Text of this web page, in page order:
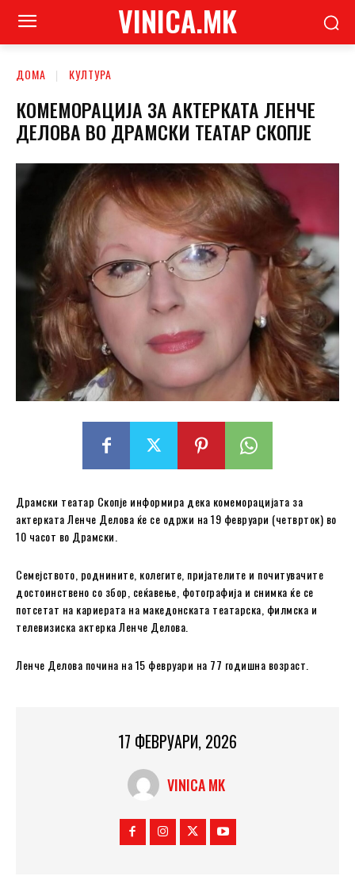
VINICA.MK
ДОМА КУЛТУРА
КОМЕМОРАЦИЈА ЗА АКТЕРКАТА ЛЕНЧЕ
ДЕЛОВА ВО ДРАМСКИ ТЕАТАР СКОПЈЕ
Драмски театар Скопје информира дека комеморацијата за
актерката Ленче Делова ќе се одржи на 19 февруари (четврток) во
10 часот во Драмски.
Семејството, роднините, колегите, пријателите и почитувачите
достоинствено со збор, сеќавење, фотографија и снимка ќе се
потсетат на кариерата на македонската театарска, филмска и
телевизиска актерка Ленче Делова.
Ленче Делова почина на 15 февруари на 77 годишна возраст.
17 ФЕВРУАРИ, 2026
VINICA MK